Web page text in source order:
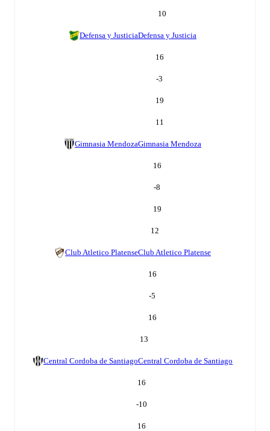
10
Defensa y JusticiaDefensa y Justicia
16
-3
19
11
Gimnasia MendozaGimnasia Mendoza
16
-8
19
12
Club Atletico PlatenseClub Atletico Platense
16
-5
16
13
Central Cordoba de SantiagoCentral Cordoba de Santiago
16
-10
16